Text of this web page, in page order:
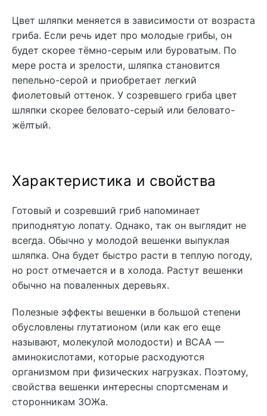
Цвет шляпки меняется в зависимости от возраста
гриба. Если речь идет про молодые грибы, он
будет скорее тёмно-серым или буроватым. По
мере роста и зрелости, шляпка становится
пепельно-серой и приобретает легкий
фиолетовый оттенок. У созревшего гриба цвет
шляпки скорее беловато-серый или беловато-
жёлтый.
Характеристика и свойства
Готовый и созревший гриб напоминает
приподнятую лопату. Однако, так он выглядит не
всегда. Обычно у молодой вешенки выпуклая
шляпка. Она будет быстро расти в теплую погоду,
но рост отмечается и в холода. Растут вешенки
обычно на поваленных деревьях.
Полезные эффекты вешенки в большой степени
обусловлены глутатионом (или как его еще
называют, молекулой молодости) и ВСАА —
аминокислотами, которые расходуются
организмом при физических нагрузках. Поэтому,
свойства вешенки интересны спортсменам и
сторонникам ЗОЖа.